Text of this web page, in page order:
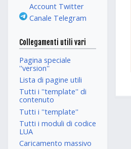
Account Twitter
Canale Telegram
Collegamenti utili vari
Pagina speciale
''version''
Lista di pagine utili
Tutti i ''template'' di
contenuto
Tutti i ''template''
Tutti i moduli di codice
LUA
Caricamento massivo